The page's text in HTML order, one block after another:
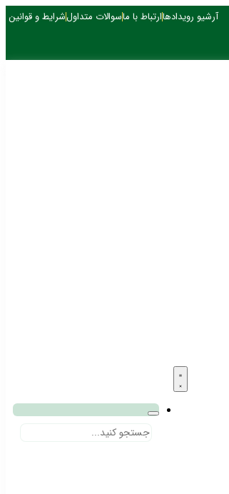
آرشیو رویدادهاارتباط با ماسوالات متداولشرایط و قوانین